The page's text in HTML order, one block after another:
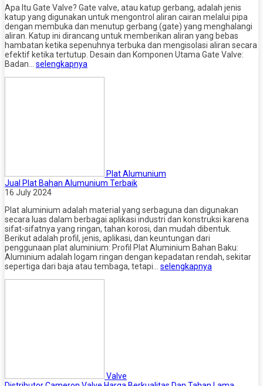
Apa Itu Gate Valve? Gate valve, atau katup gerbang, adalah jenis
katup yang digunakan untuk mengontrol aliran cairan melalui pipa
dengan membuka dan menutup gerbang (gate) yang menghalangi
aliran. Katup ini dirancang untuk memberikan aliran yang bebas
hambatan ketika sepenuhnya terbuka dan mengisolasi aliran secara
efektif ketika tertutup. Desain dan Komponen Utama Gate Valve:
Badan… selengkapnya
Plat Alumunium
Jual Plat Bahan Alumunium Terbaik
16 July 2024
Plat aluminium adalah material yang serbaguna dan digunakan
secara luas dalam berbagai aplikasi industri dan konstruksi karena
sifat-sifatnya yang ringan, tahan korosi, dan mudah dibentuk.
Berikut adalah profil, jenis, aplikasi, dan keuntungan dari
penggunaan plat aluminium: Profil Plat Aluminium Bahan Baku:
Aluminium adalah logam ringan dengan kepadatan rendah, sekitar
sepertiga dari baja atau tembaga, tetapi… selengkapnya
Valve